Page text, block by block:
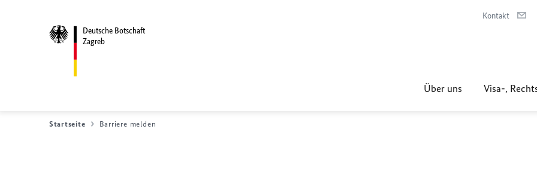
Deutsche Botschaft
Zagreb
Kontakt
Über uns Visa-,
Startseite Barriere melden